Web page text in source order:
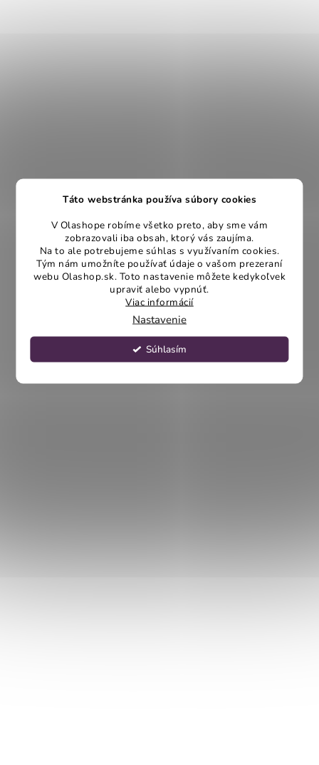
Táto webstránka používa súbory cookies
V Olashope robíme všetko preto, aby sme vám
zobrazovali iba obsah, ktorý vás zaujíma.
Na to ale potrebujeme súhlas s využívaním cookies.
Tým nám umožníte používať údaje o vašom prezeraní
webu Olashop.sk. Toto nastavenie môžete kedykoľvek
upraviť alebo vypnúť.
Viac informácií
Nastavenie
Súhlasím